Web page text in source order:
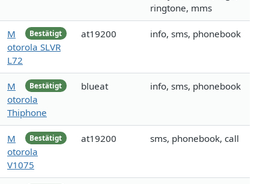
ringtone, mms
Bestätigt
M
otorola SLVR
L72
at19200 info, sms, phonebook
Bestätigt
M
otorola
Thiphone
blueat info, sms, phonebook
Bestätigt
M
otorola
V1075
at19200 sms, phonebook, call